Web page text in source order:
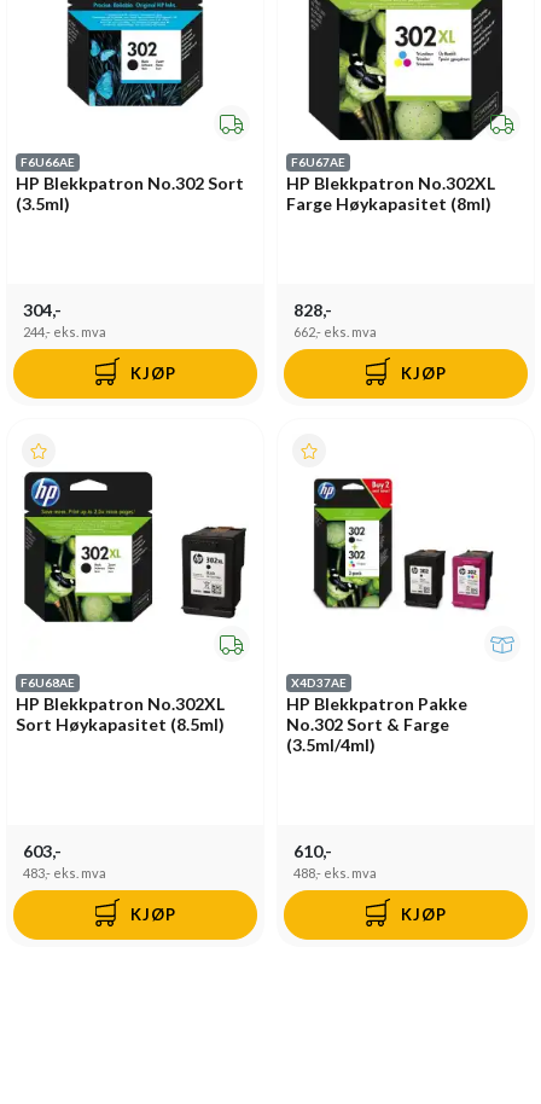
F6U66AE
HP Blekkpatron No.302 Sort
(3.5ml)
304,-
244,- eks. mva
KJØP
F6U67AE
HP Blekkpatron No.302XL
Farge Høykapasitet (8ml)
828,-
662,- eks. mva
KJØP
F6U68AE
HP Blekkpatron No.302XL
Sort Høykapasitet (8.5ml)
603,-
483,- eks. mva
KJØP
X4D37AE
HP Blekkpatron Pakke
No.302 Sort & Farge
(3.5ml/4ml)
610,-
488,- eks. mva
KJØP